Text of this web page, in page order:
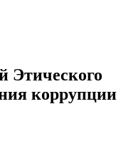
Этического
коррупции